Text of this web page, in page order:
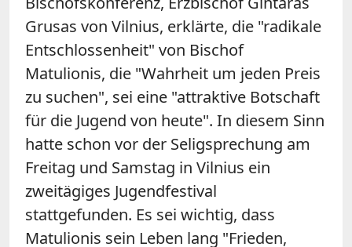
Grusas von Vilnius, erklärte, die "radikale
Entschlossenheit" von Bischof
Matulionis, die "Wahrheit um jeden Preis
zu suchen", sei eine "attraktive Botschaft
für die Jugend von heute". In diesem Sinn
hatte schon vor der Seligsprechung am
Freitag und Samstag in Vilnius ein
zweitägiges Jugendfestival
stattgefunden. Es sei wichtig, dass
Matulionis sein Leben lang "Frieden,